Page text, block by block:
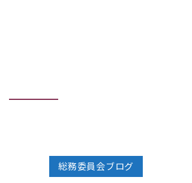
総務委員会ブログ